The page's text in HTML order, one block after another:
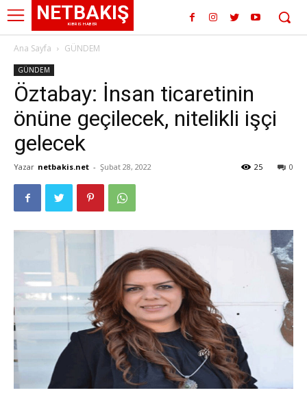
NETBAKIŞ
KIBRIS HABER
Ana Sayfa GÜNDEM
GÜNDEM
Öztabay: İnsan ticaretinin
önüne geçilecek, nitelikli işçi
gelecek
Yazar netbakis.net - Şubat 28, 2022 0
25